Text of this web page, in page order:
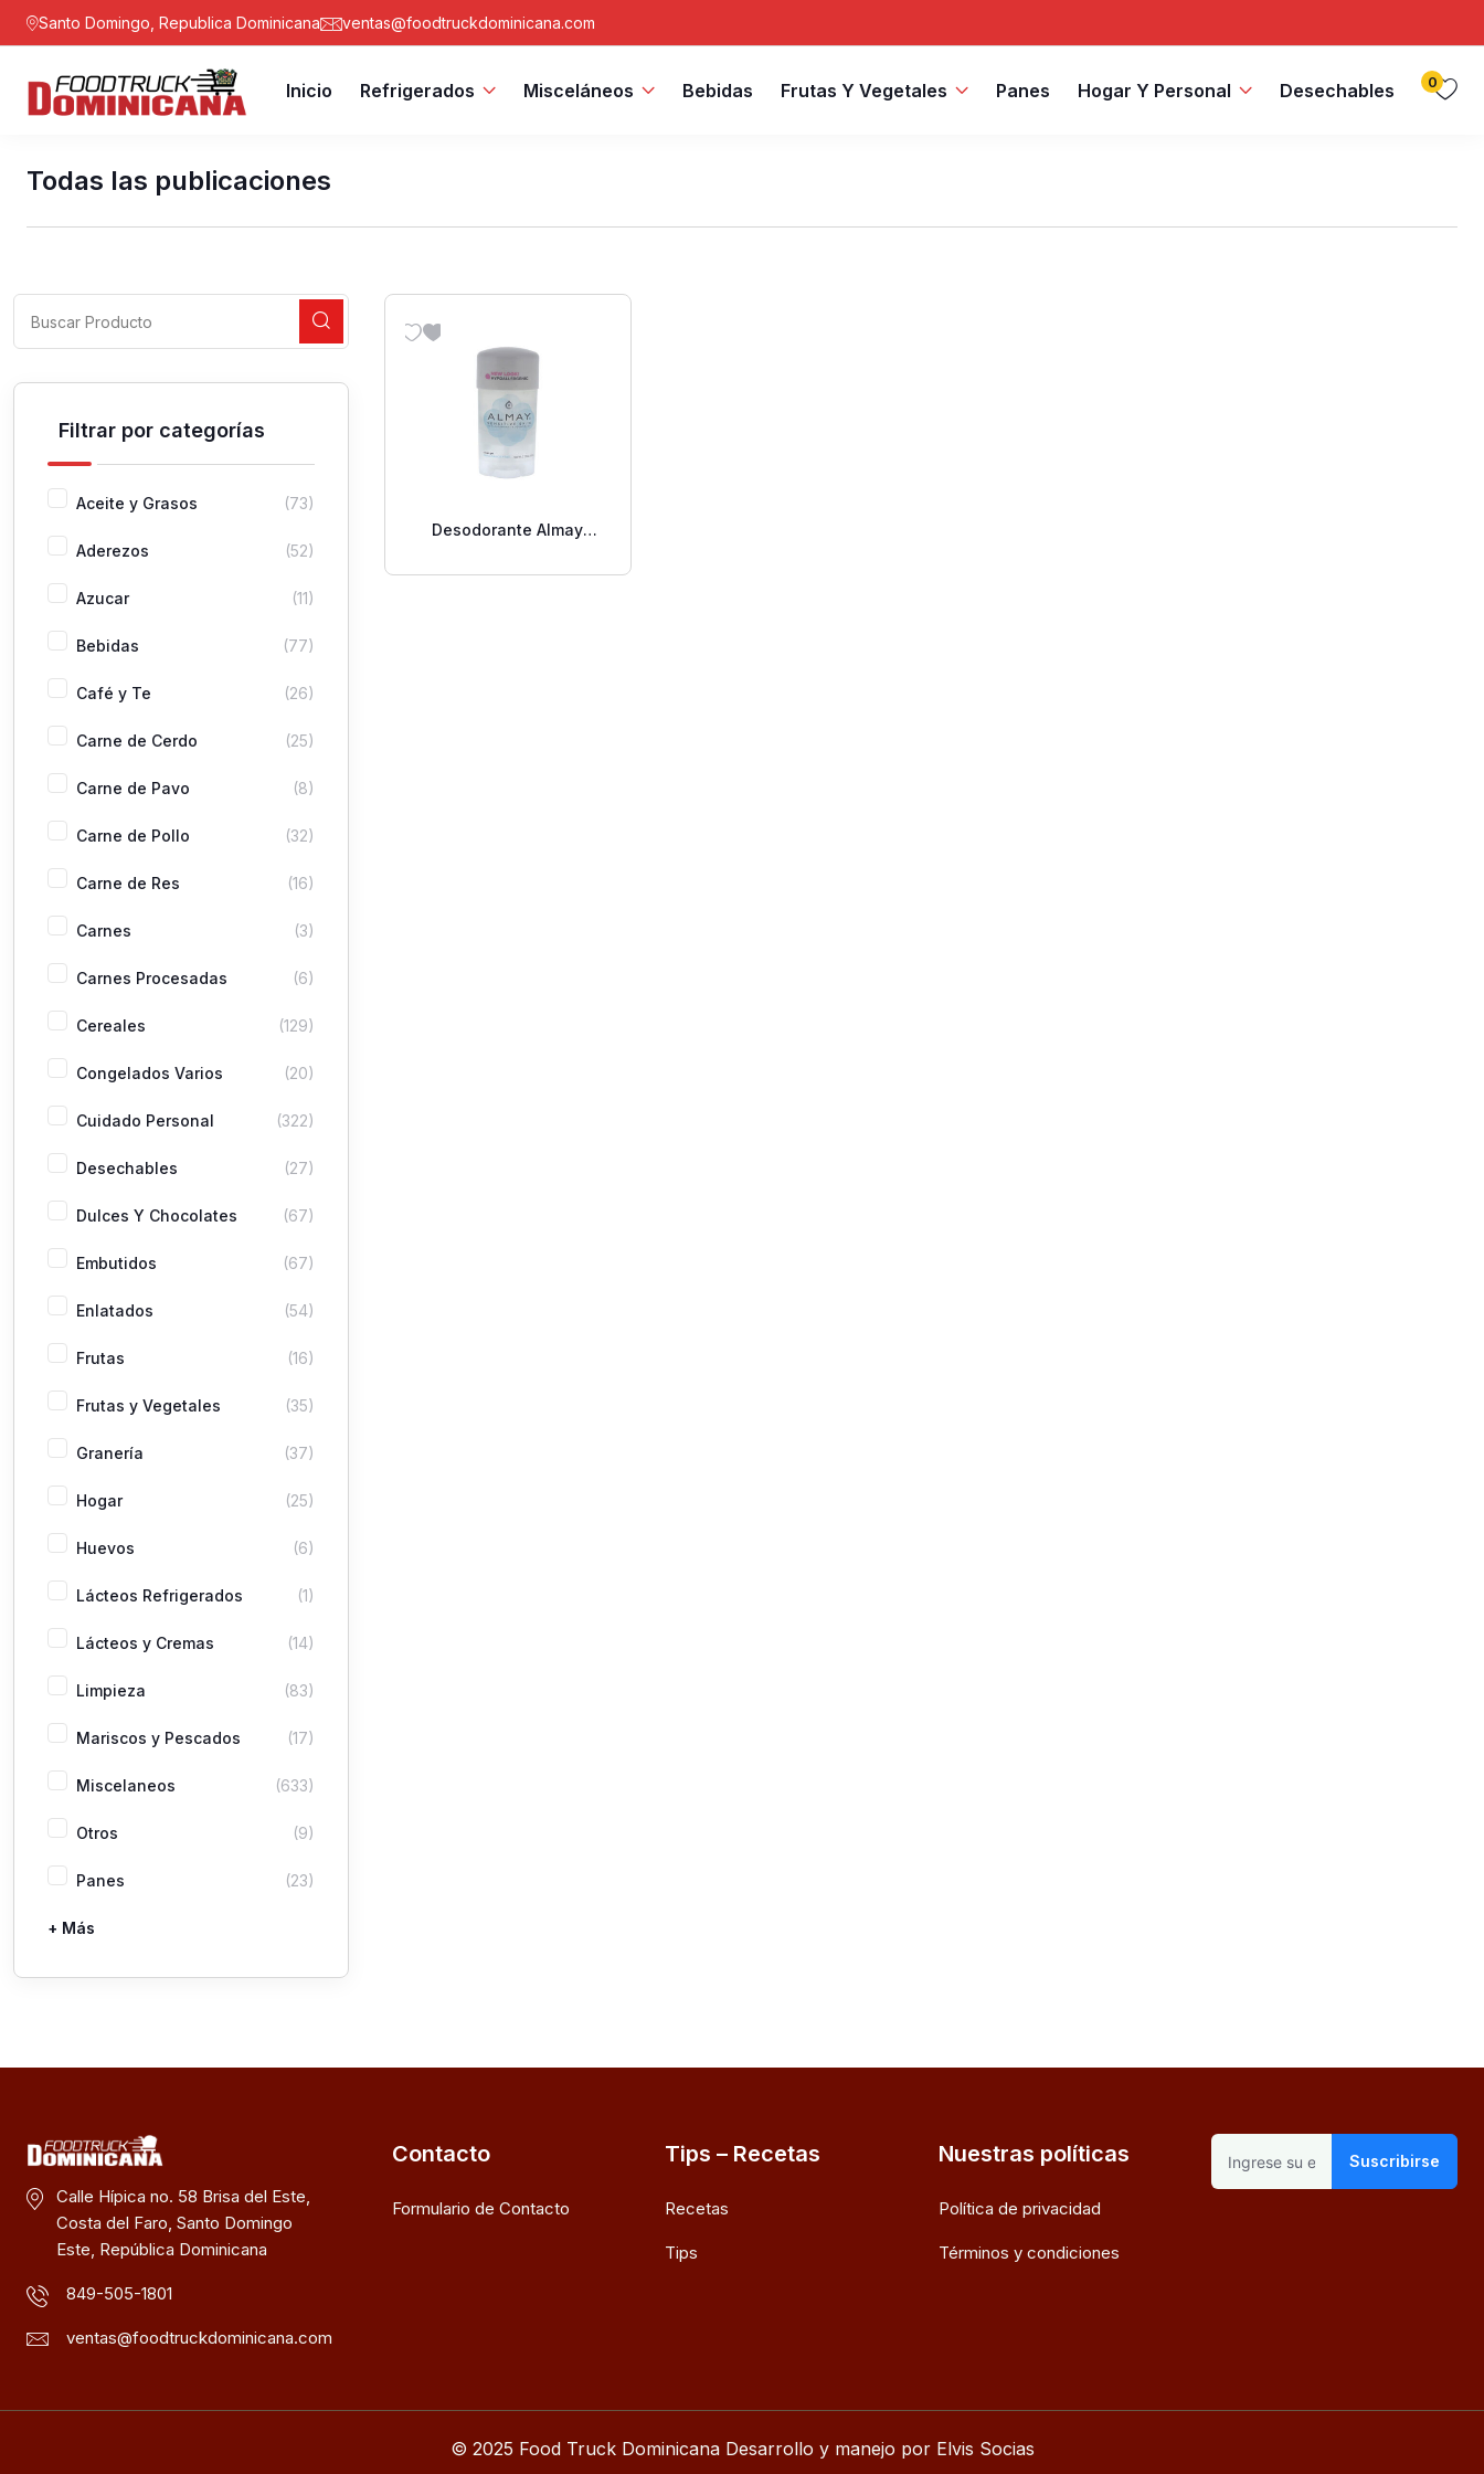
Santo Domingo, Republica Dominicana ventas@foodtruckdominicana.com
Inicio Refrigerados Misceláneos Bebidas Frutas Y Vegetales Panes Hogar Y Personal Desechables 0
Todas las publicaciones
Filtrar por categorías
Aceite y Grasos (73)
Aderezos (52)
Azucar (11)
Bebidas (77)
Café y Te (26)
Carne de Cerdo (25)
Carne de Pavo (8)
Carne de Pollo (32)
Carne de Res (16)
Carnes (3)
Carnes Procesadas (6)
Cereales (129)
Congelados Varios (20)
Cuidado Personal (322)
Desechables (27)
Dulces Y Chocolates (67)
Embutidos (67)
Enlatados (54)
Frutas (16)
Frutas y Vegetales (35)
Granería (37)
Hogar (25)
Huevos (6)
Lácteos Refrigerados (1)
Lácteos y Cremas (14)
Limpieza (83)
Mariscos y Pescados (17)
Miscelaneos (633)
Otros (9)
Panes (23)
Pastas
Picaderas
Sazones y Salsas
Vegetales
+ Más
Desodorante Almay
Calle Hípica no. 58 Brisa del Este,
Costa del Faro, Santo Domingo
Este, República Dominicana
849-505-1801
ventas@foodtruckdominicana.com
Contacto
Formulario de Contacto
Tips – Recetas
Recetas
Tips
Nuestras políticas
Política de privacidad
Términos y condiciones
Suscribirse
© 2025 Food Truck Dominicana Desarrollo y manejo por Elvis Socias